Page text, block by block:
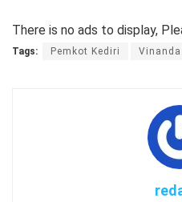
There is no ads to display,
Tags: Pemkot Kediri